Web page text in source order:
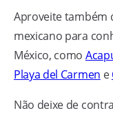
Aproveite também
mexicano para
México, como
Playa del Carmen e
Não deixe de